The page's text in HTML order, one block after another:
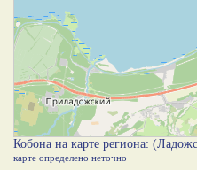
Кобона на карте региона:
карте определено неточно